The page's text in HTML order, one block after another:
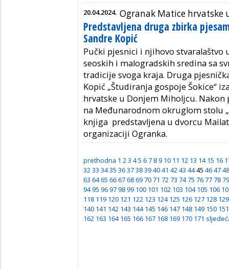
20.04.2024. Ogranak Matice hrvatske
Predstavljena druga zbirka
Sandre Kopić
Pučki pjesnici i njihovo stvaralaštvo
seoskih i malogradskih sredina sa
tradicije svoga kraja. Druga
Kopić „Študiranja gospoje Šokice“
hrvatske u Donjem Miholjcu.
na Međunarodnom okruglom stolu
knjiga predstavljena u dvorcu
organizaciji Ogranka.
prethodna 1 23 45 6 7 8 9 10 11 12 13 14 15 16
3233 3435 363738394041 4243 4445 464748
63 64 65 66 67 68 69 70 71 72 73 74 75 76 77 78 79
94 95 96 97 98 99 100 101 102 103 104 105 106
118 119 120 121 122 123 124 125 126 127 128 129
140 141 142 143 144 145 146 147 148 149 150 151
162 163 164 165 166 167 168 169 170 171